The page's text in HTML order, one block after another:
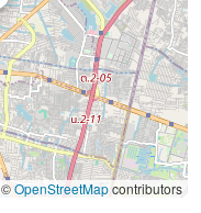
©OpenStreetMapcontributors